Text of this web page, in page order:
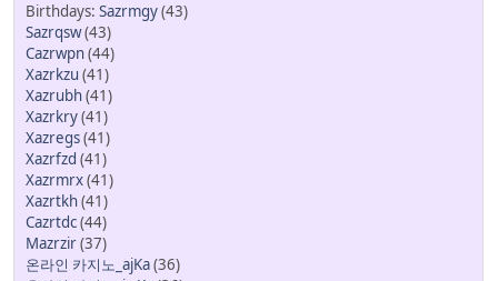
Sazrmgy(43)
Sazrqsw(43)
Cazrwpn(44)
Xazrkzu (41)
Xazrubh(41)
Xazrkry(41)
Xazregs(41)
Xazrfzd (41)
Xazrmrx(41)
Xazrtkh(41)
Cazrtdc(44)
Mazrzir(37)
온라인 카지노_ajKa(36)